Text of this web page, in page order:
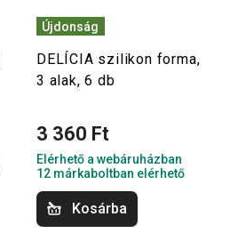
Újdonság
DELÍCIA szilikon forma,
3 alak, 6 db
3 360 Ft
Elérhető a webáruházban
12 márkaboltban elérhető
Kosárba